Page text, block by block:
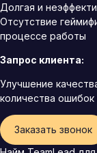
Долгая и
Отсутствие
процессе работы
Запрос клиента:
Улучшение
количества
Заказать звонок